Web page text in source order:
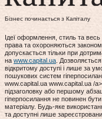
Бізнес починається з Капіталу
Ідеї оформлення, стиль та весь
права та охороняються
допускається тільки при
на www.capital.ua. Дозволяється
відкритому доступі і лише за
пошукових систем
www.capital.ua www.capital.ua /
підзаголовку або першому
гіперпосилання не повинен
матеріалу. Будь-яке
та доступні лише